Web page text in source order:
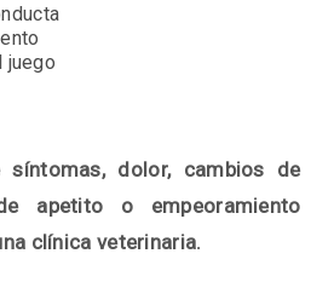
juego
dolor, cambios de
apetito o empeoramiento
clínica veterinaria.